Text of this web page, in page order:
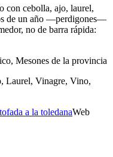
con cebolla, ajo, laurel,
de un año —perdigones—
no de barra rápida:
Mesones de la provincia
Laurel, Vinagre, Vino,
a la toledanaWeb